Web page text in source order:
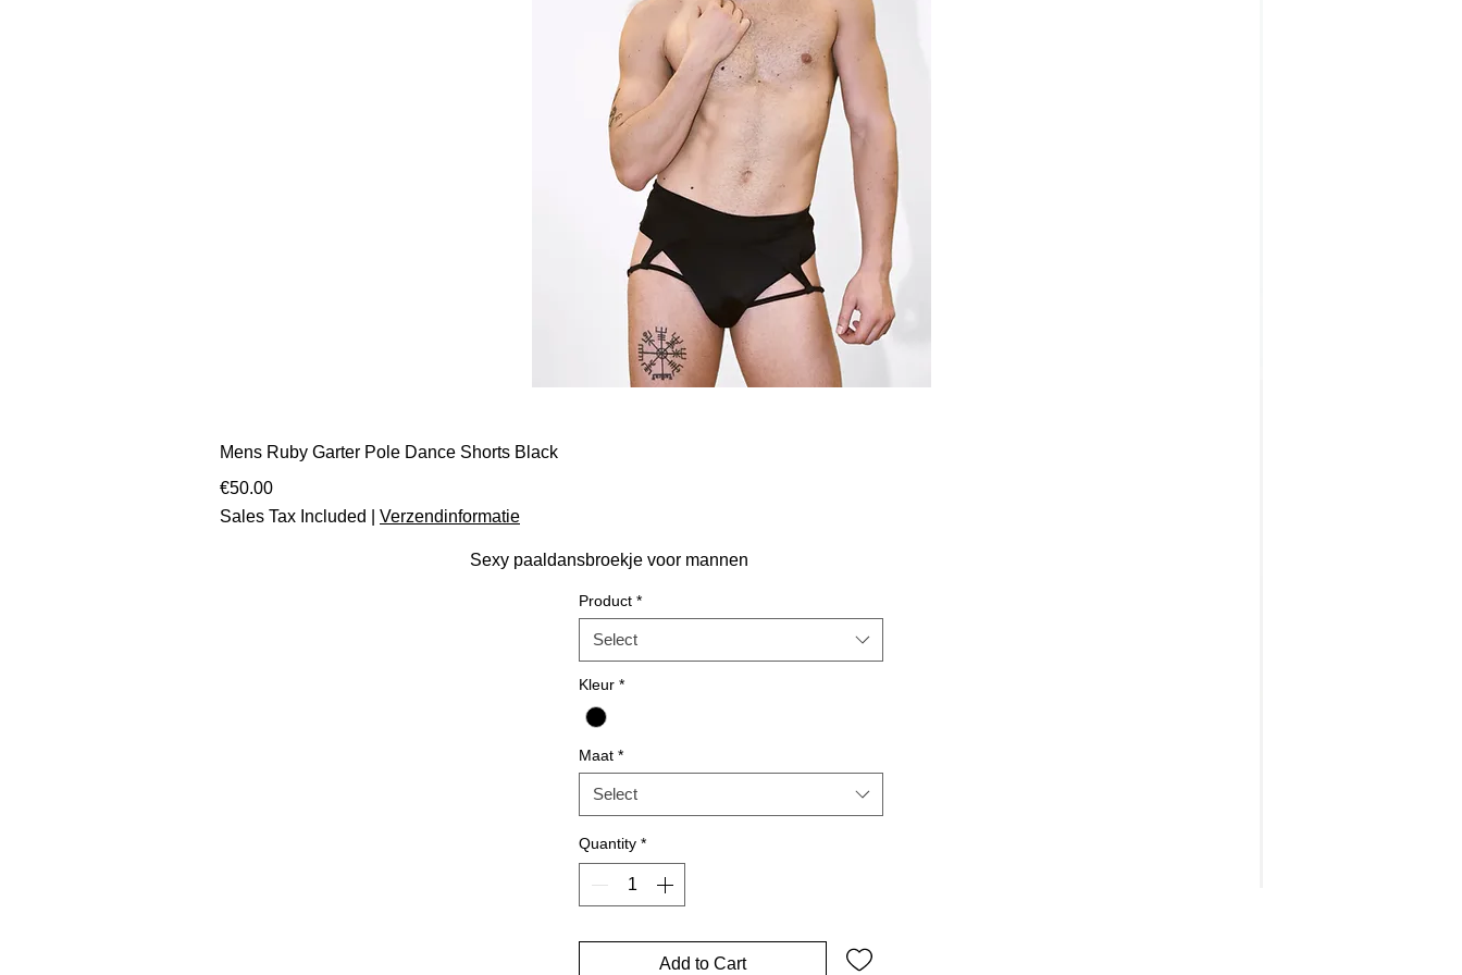
Mens Ruby Garter Pole Dance Shorts Black
€50.00Price
Sales Tax Included
Verzendinformatie
Sexy paaldansbroekje voor mannen
Product *
Select
Kleur *
Maat *
Select
Quantity *
Add to Cart